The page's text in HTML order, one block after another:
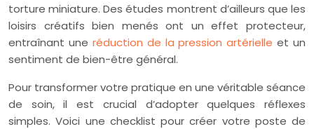
torture miniature. Des études montrent d’ailleurs que les
loisirs créatifs bien menés ont un effet protecteur,
entraînant une réduction de la pression artérielle et un
sentiment de bien-être général.
Pour transformer votre pratique en une véritable séance
de soin, il est crucial d’adopter quelques réflexes
simples. Voici une checklist pour créer votre poste de